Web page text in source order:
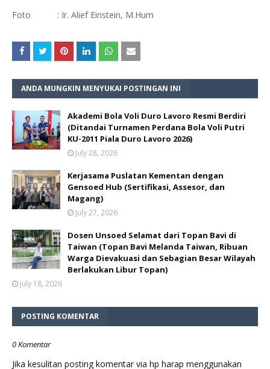
Foto : Ir. Alief Einstein, M.Hum
ANDA MUNGKIN MENYUKAI POSTINGAN INI
Akademi Bola Voli Duro Lavoro Resmi Berdiri
(Ditandai Turnamen Perdana Bola Voli Putri
KU-2011 Piala Duro Lavoro 2026)
July 28, 2026
Kerjasama Puslatan Kementan dengan
Gensoed Hub (Sertifikasi, Assesor, dan
Magang)
July 27, 2026
Dosen Unsoed Selamat dari Topan Bavi di
Taiwan (Topan Bavi Melanda Taiwan, Ribuan
Warga Dievakuasi dan Sebagian Besar Wilayah
Berlakukan Libur Topan)
July 18, 2026
POSTING KOMENTAR
0 Komentar
Jika kesulitan posting komentar via hp harap menggunakan